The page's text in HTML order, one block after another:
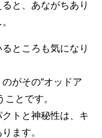
と、あながちあり
ところも気になり
がその“オッドア
とです。
トと神秘性は、キ
ます。